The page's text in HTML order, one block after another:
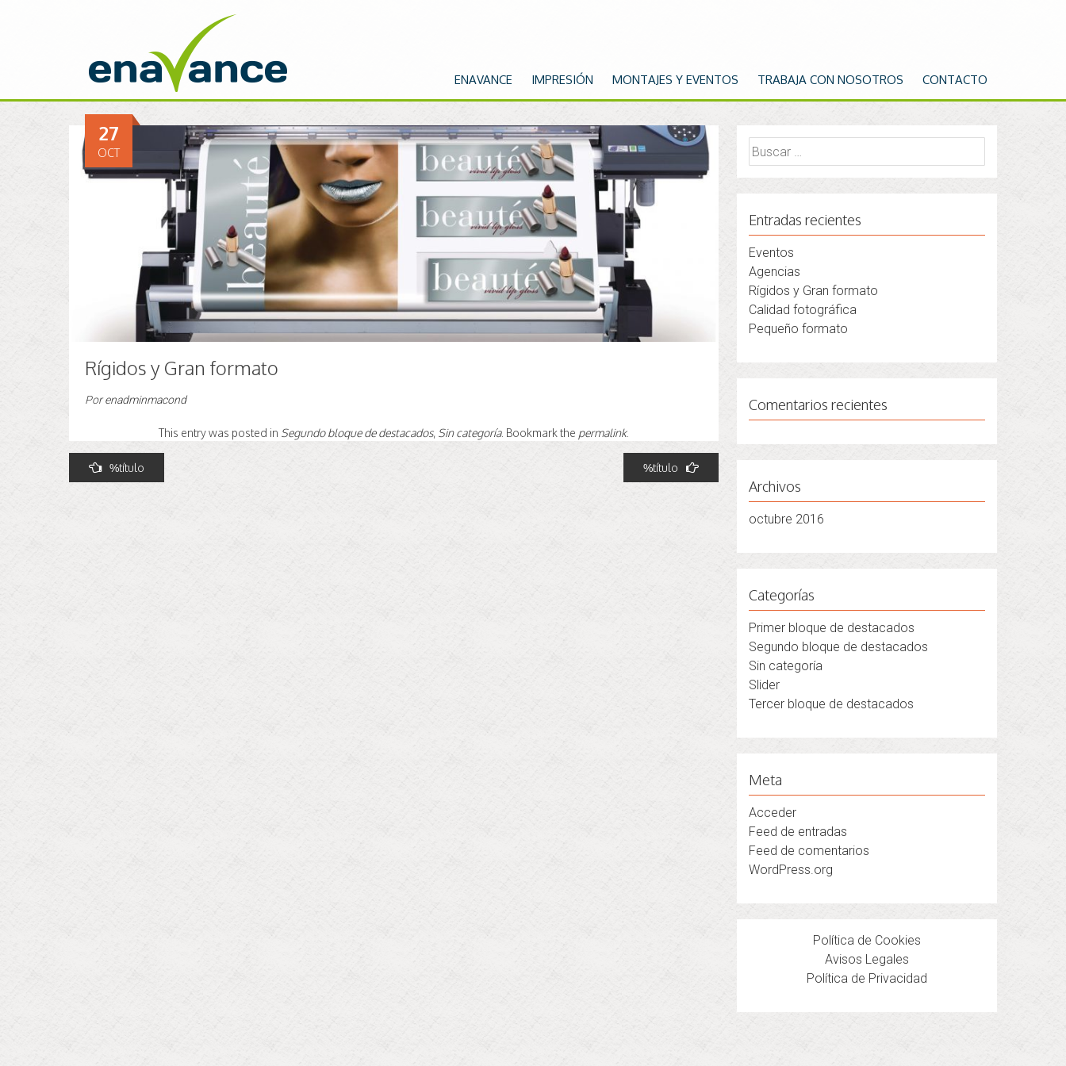
ENAVANCE IMPRESIÓN MONTAJES Y EVENTOS TRABAJA CON NOSOTROS CONTACTO
Rígidos y Gran formato
27
OCT
Porenadminmacond
This entry was posted in Segundo bloque de destacados, Sin categoría. Bookmark the permalink.
Navegación
%título %título
Buscar:
Entradas recientes
Eventos
Agencias
Rígidos y Gran formato
Calidad fotográfica
Pequeño formato
Comentarios recientes
Archivos
octubre 2016
Categorías
Primer bloque de destacados
Segundo bloque de destacados
Sin categoría
Slider
Tercer bloque de destacados
Meta
Acceder
Feed de entradas
Feed de comentarios
WordPress.org
Política de Cookies
Avisos Legales
Política de Privacidad